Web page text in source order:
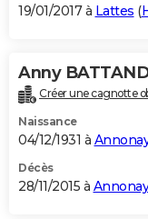
19/01/2017 à Lattes (
Anny
Créer une cagnotte
Naissance
04/12/1931 à
Décès
28/11/2015 à Annonay